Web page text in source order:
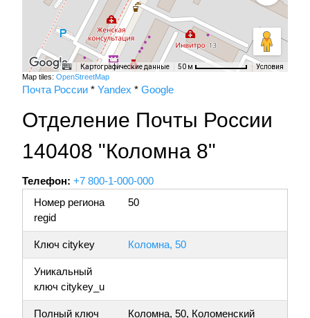
Картографические данные 50 м Условия
Map tiles: OpenStreetMap
Почта России * Yandex * Google
Отделение Почты России
140408 "Коломна 8"
Телефон: +7 800-1-000-000
Номер региона
regid
50
Ключ citykey Коломна, 50
Уникальный
ключ citykey_u
Полный ключ
Коломна, 50, Коломенский